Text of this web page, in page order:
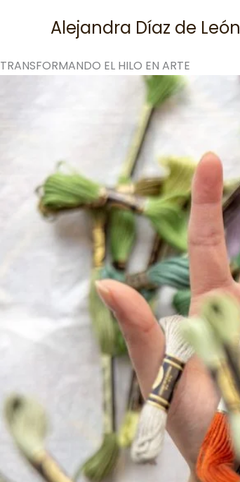
Alejandra Díaz de León
TRANSFORMANDO EL HILO EN ARTE